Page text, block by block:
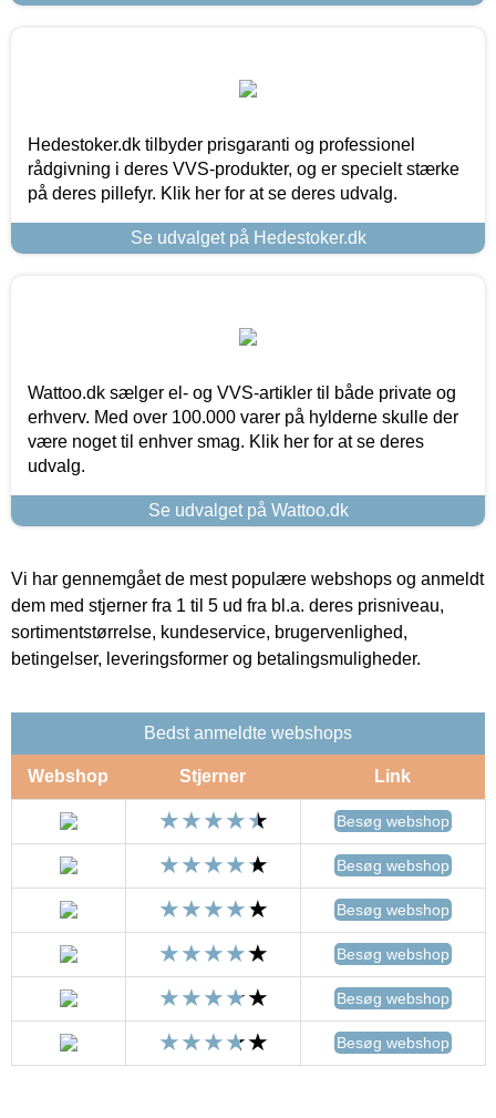
Hedestoker.dk tilbyder prisgaranti og professionel
rådgivning i deres VVS-produkter, og er specielt stærke
på deres pillefyr. Klik her for at se deres udvalg.
Se udvalget på Hedestoker.dk
Wattoo.dk sælger el- og VVS-artikler til både private og
erhverv. Med over 100.000 varer på hylderne skulle der
være noget til enhver smag. Klik her for at se deres
udvalg.
Se udvalget på Wattoo.dk
Vi har gennemgået de mest populære webshops og anmeldt
dem med stjerner fra 1 til 5 ud fra bl.a. deres prisniveau,
sortimentstørrelse, kundeservice, brugervenlighed,
betingelser, leveringsformer og betalingsmuligheder.
Bedst anmeldte webshops
Webshop Stjerner Link
Besøg webshop
Besøg webshop
Besøg webshop
Besøg webshop
Besøg webshop
Besøg webshop